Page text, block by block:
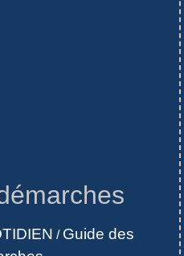
/ Guide des